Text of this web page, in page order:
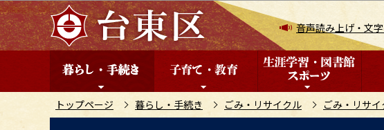
こ
の
ペ
音声読み上げ・文
トップページ 暮らし・手続き ごみ・リサイクル ごみ・リサ